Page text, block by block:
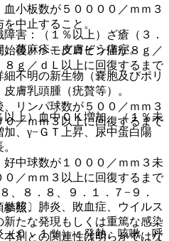
害：（１％以上）ざ瘡（３．
蕁麻疹、皮膚そう痒症。
不明の新生物（嚢胞及びポリ
膚乳頭腫（疣贅等）。
上）血中ＣＫ増加、（１％未
、γ−ＧＴ上昇、尿中蛋白陽
核、肺炎、敗血症、ウイルス
たな発現もしくは重篤な感染
剤との関連性は明らかではな
小板数が５００００／ｍｍ３
中止すること。
後、ヘモグロビン値が８ｇ／
８ｇ／ｄＬ以上に回復するまで
リンパ球数が５００／ｍｍ３
／ｍｍ３以上に回復するまで
中球数が１０００／ｍｍ３未
／ｍｍ３以上に回復するまで
、８．８、９．１．７−９．
参照〕。
０．１％）：発熱、咳嗽、呼